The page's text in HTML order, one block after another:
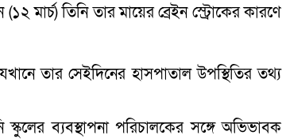
মার্চ) তিনি তার মায়ের ব্রেইন স্ট্রোকের কারণে
তার সেইদিনের হাসপাতাল উপস্থিতির তথ্য
ব্যবস্থাপনা পরিচালকের সঙ্গে অভিভাবক